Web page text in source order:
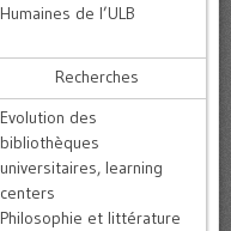
Humaines de l’ULB
Recherches
Evolution des
bibliothèques
universitaires, learning
centers
Philosophie et littérature